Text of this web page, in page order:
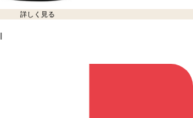
詳しく見る